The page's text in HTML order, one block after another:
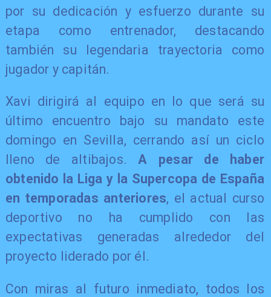
por su dedicación y esfuerzo durante su
etapa como entrenador, destacando
también su legendaria trayectoria como
jugador y capitán.
Xavi dirigirá al equipo en lo que será su
último encuentro bajo su mandato este
domingo en Sevilla, cerrando así un ciclo
lleno de altibajos.A pesar de haber
obtenido la Liga y la Supercopa de España
en temporadas anteriores, el actual curso
deportivo no ha cumplido con las
expectativas generadas alrededor del
proyecto liderado por él.
Con miras al futuro inmediato, todos los